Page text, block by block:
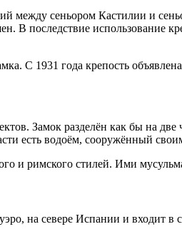
между сеньором Кастилии и
В последствие использование
С 1931 года крепость
Замок разделён как бы на
есть водоём, сооружённый
и римского стилей. Ими
на севере Испании и